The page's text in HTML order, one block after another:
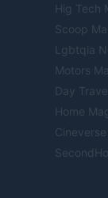
Hig Tech
Scoop
Lgbtqia
Motors
Day
Home